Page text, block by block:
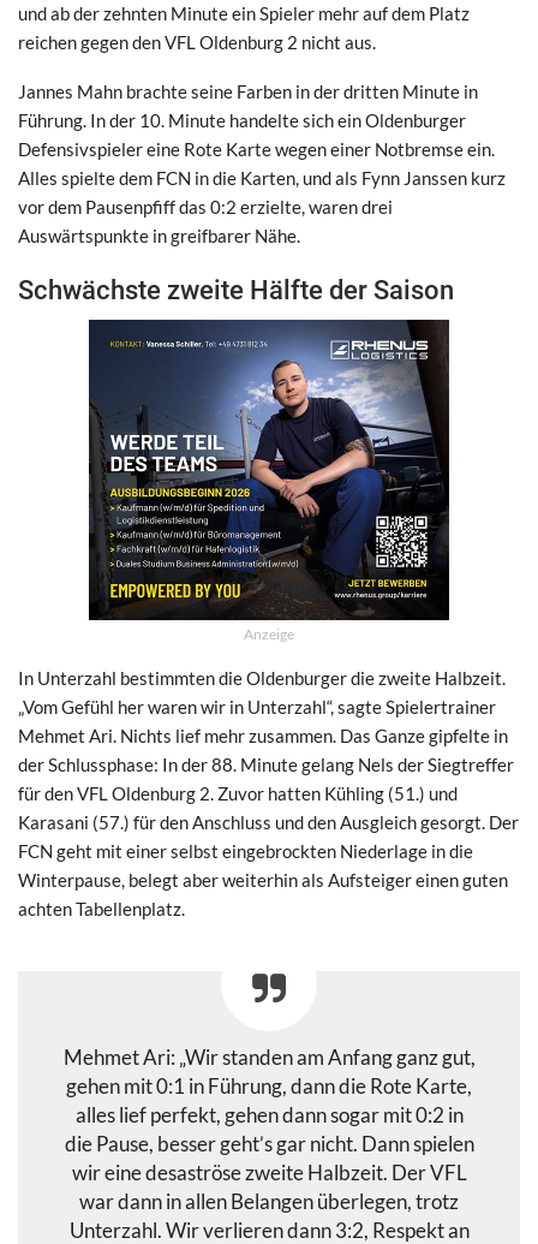
und ab der zehnten Minute ein Spieler mehr auf dem Platz
reichen gegen den VFL Oldenburg 2 nicht aus.
Jannes Mahn brachte seine Farben in der dritten Minute in
Führung. In der 10. Minute handelte sich ein Oldenburger
Defensivspieler eine Rote Karte wegen einer Notbremse ein.
Alles spielte dem FCN in die Karten, und als Fynn Janssen kurz
vor dem Pausenpfiff das 0:2 erzielte, waren drei
Auswärtspunkte in greifbarer Nähe.
Schwächste zweite Hälfte der Saison
Anzeige
In Unterzahl bestimmten die Oldenburger die zweite Halbzeit.
„Vom Gefühl her waren wir in Unterzahl“, sagte Spielertrainer
Mehmet Ari. Nichts lief mehr zusammen. Das Ganze gipfelte in
der Schlussphase: In der 88. Minute gelang Nels der Siegtreffer
für den VFL Oldenburg 2. Zuvor hatten Kühling (51.) und
Karasani (57.) für den Anschluss und den Ausgleich gesorgt. Der
FCN geht mit einer selbst eingebrockten Niederlage in die
Winterpause, belegt aber weiterhin als Aufsteiger einen guten
achten Tabellenplatz.
Mehmet Ari: „Wir standen am Anfang ganz gut,
gehen mit 0:1 in Führung, dann die Rote Karte,
alles lief perfekt, gehen dann sogar mit 0:2 in
die Pause, besser geht’s gar nicht. Dann spielen
wir eine desaströse zweite Halbzeit. Der VFL
war dann in allen Belangen überlegen, trotz
Unterzahl. Wir verlieren dann 3:2, Respekt an